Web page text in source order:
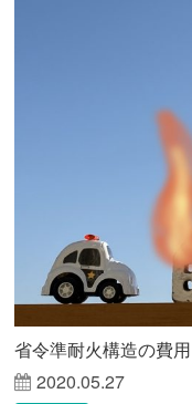
2020.05.27